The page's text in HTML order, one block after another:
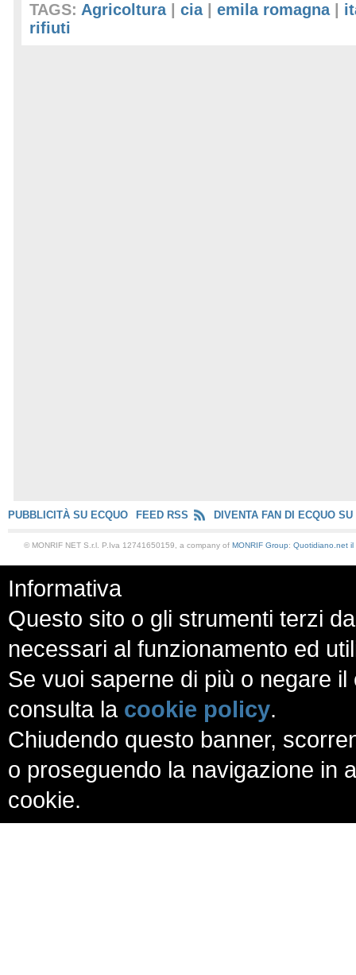
TAGS: Agricoltura| cia| emila romagna|
rifiuti
PUBBLICITÀ SU ECQUO FEED RSS DIVENTA FAN DI ECQUO SU
© MONRIF NET S.r.l. P.Iva 12741650159, a company of MONRIF Group: Quotidiano.net il
Informativa
Questo sito o gli strumenti terzi
necessari al funzionamento ed
Se vuoi saperne di più o negare
consulta la cookie policy.
Chiudendo questo banner,
o proseguendo la navigazione in
cookie.